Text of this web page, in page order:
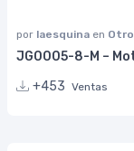
por laesquina en
JG0005-8-M –
+453 Ventas